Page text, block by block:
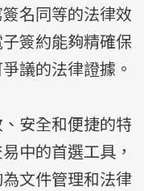
名同等的法律效
簽約能夠精確保
議的法律證據。
安全和便捷的特
中的首選工具，
文件管理和法律